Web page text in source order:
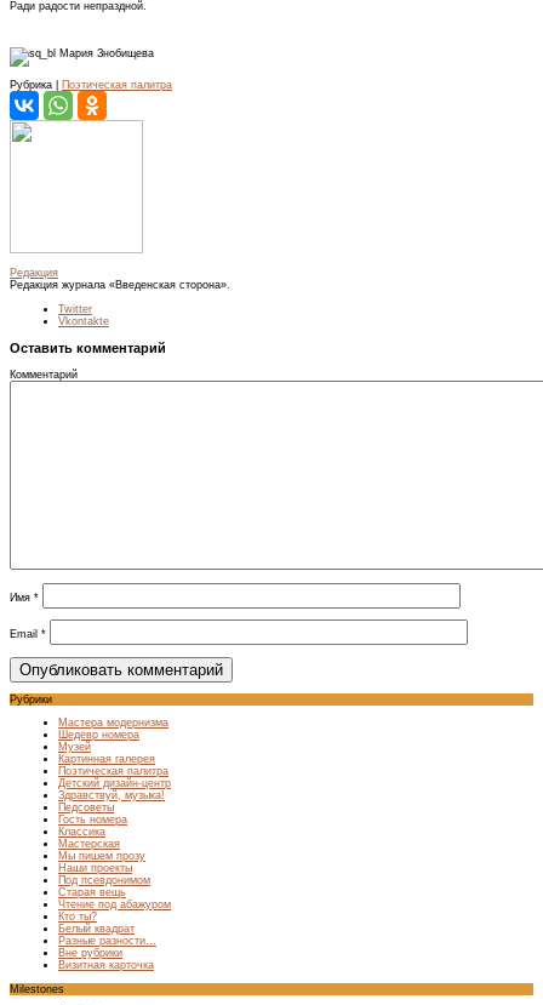
Ради радости непраздной.
Мария Знобищева
Рубрика | Поэтическая палитра
Редакция
Редакция журнала «Введенская сторона».
Twitter
Vkontakte
Оставить комментарий
Комментарий
Имя *
Email *
Рубрики
Мастера модернизма
Шедевр номера
Музей
Картинная галерея
Поэтическая палитра
Детский дизайн-центр
Здравствуй, музыка!
Педсоветы
Гость номера
Классика
Мастерская
Мы пишем прозу
Наши проекты
Под псевдонимом
Старая вещь
Чтение под абажуром
Кто ты?
Белый квадрат
Разные разности…
Вне рубрики
Визитная карточка
Milestones